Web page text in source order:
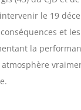
le 19
et
la
atmosphère